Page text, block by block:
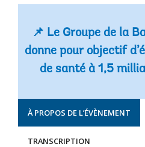
📌 Le Groupe de la
donne pour objectif
de santé à 1,5
À PROPOS DE L’ÉVÈNEMENT
TRANSCRIPTION